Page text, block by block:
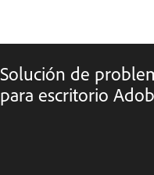
Solución de
para escritorio